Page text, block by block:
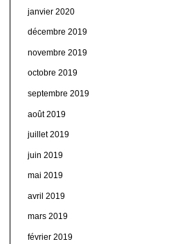
janvier 2020
décembre 2019
novembre 2019
octobre 2019
septembre 2019
août 2019
juillet 2019
juin 2019
mai 2019
avril 2019
mars 2019
février 2019